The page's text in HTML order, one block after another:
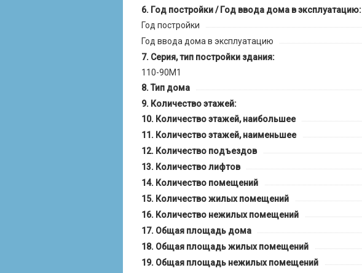
Год постройки / Год ввода дома в эксплуатацию:
Год постройки
Год ввода дома в эксплуатацию
Серия, тип постройки здания:
110-90М1
Тип дома
Количество этажей:
Количество этажей, наибольшее
Количество этажей, наименьшее
Количество подъездов
Количество лифтов
Количество помещений
Количество жилых помещений
Количество нежилых помещений
Общая площадь дома
Общая площадь жилых помещений
Общая площадь нежилых помещений